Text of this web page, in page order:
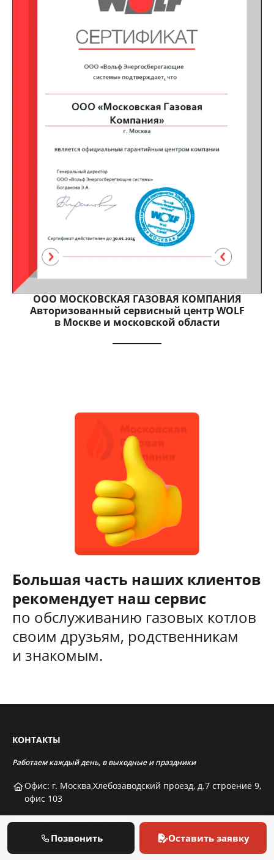
ООО МОСКОВСКАЯ ГАЗОВАЯ КОМПАНИЯ
Авторизованный сервисный центр WOLF
в Москве и московской области
Большая часть наших клиентов
рекомендует наш сервис
по обслуживанию газовых котлов
своим друзьям, родственникам
и знакомым.
КОНТАКТЫ
Работаем каждый день, в выходные и праздники
Офис: г. Москва,Хлебозаводский проезд, д.7 строение 9,
офис 103
Телефон:8 499 390 20 38
Email:mgkinfo@mail.ru
Позвонить Оставить заявку